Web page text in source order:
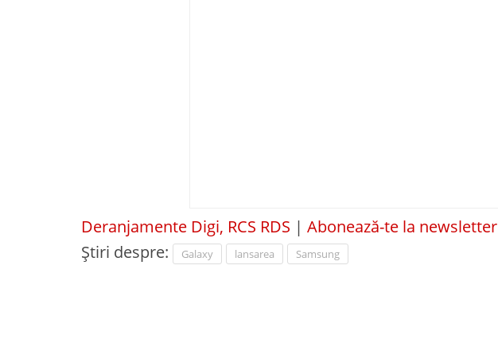
Deranjamente Digi, RCS RDS | Abonează-te la newsletter
Știri despre:
Galaxy lansarea Samsung